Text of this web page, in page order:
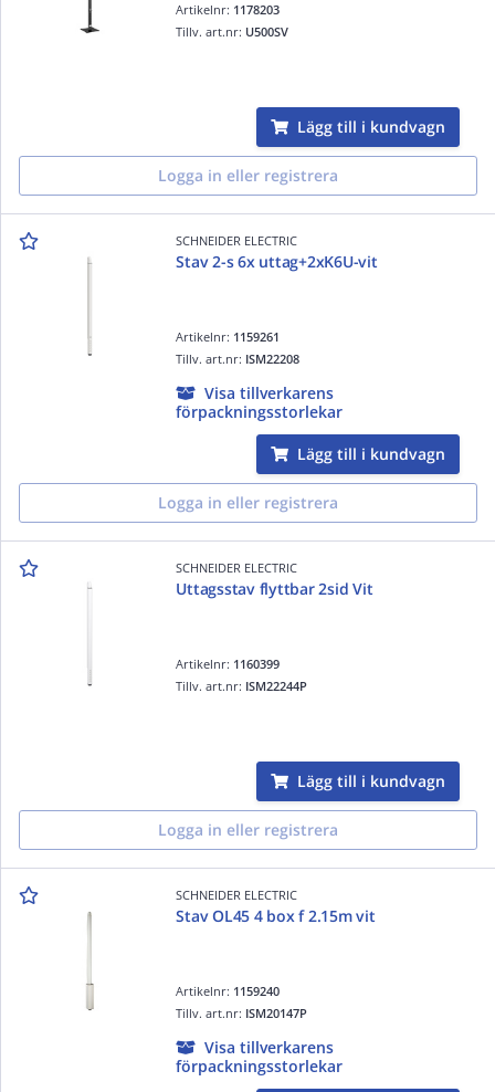
Artikelnr: 1178203
Tillv. art.nr: U500SV
Lägg till i kundvagn
Logga in eller registrera
SCHNEIDER ELECTRIC
Stav 2-s 6x uttag+2xK6U-vit
Artikelnr: 1159261
Tillv. art.nr: ISM22208
Visa tillverkarens
förpackningsstorlekar
Lägg till i kundvagn
Logga in eller registrera
SCHNEIDER ELECTRIC
Uttagsstav flyttbar 2sid Vit
Artikelnr: 1160399
Tillv. art.nr: ISM22244P
Lägg till i kundvagn
Logga in eller registrera
SCHNEIDER ELECTRIC
Stav OL45 4 box f 2.15m vit
Artikelnr: 1159240
Tillv. art.nr: ISM20147P
Visa tillverkarens
förpackningsstorlekar